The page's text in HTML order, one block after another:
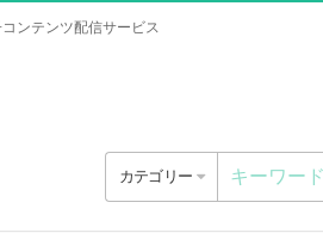
ンテンツ配信サービス
カテゴリー